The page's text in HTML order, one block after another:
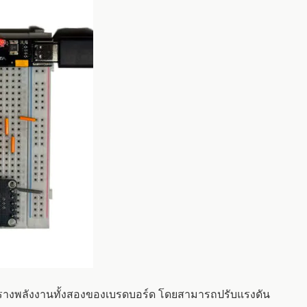
งพลังงานทั้งสองของเบรดบอร์ด โดยสามารถปรับแรงดัน